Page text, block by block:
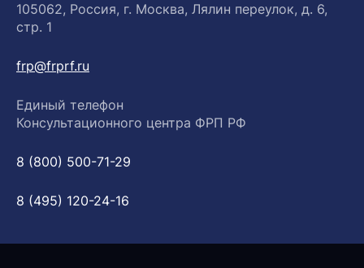
105062, Россия, г. Москва, Лялин переулок, д. 6,
стр. 1
frp@frprf.ru
Единый телефон
Консультационного центра ФРП РФ
8 (800) 500-71-29
8 (495) 120-24-16